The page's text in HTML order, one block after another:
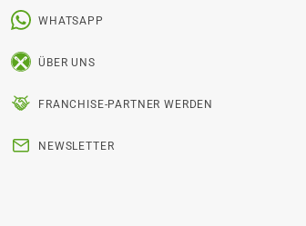
WHATSAPP
ÜBER UNS
FRANCHISE-PARTNER WERDEN
NEWSLETTER